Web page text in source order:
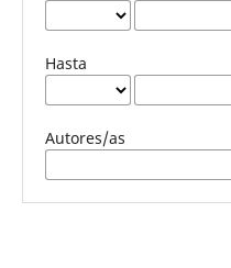
Hasta
Autores/as